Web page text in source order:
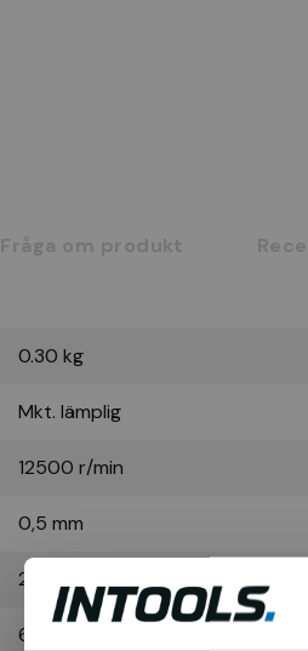
Fråga om produkt
0.30 kg
Mkt. lämplig
12500 r/min
0,5 mm
20 mm
65 mm